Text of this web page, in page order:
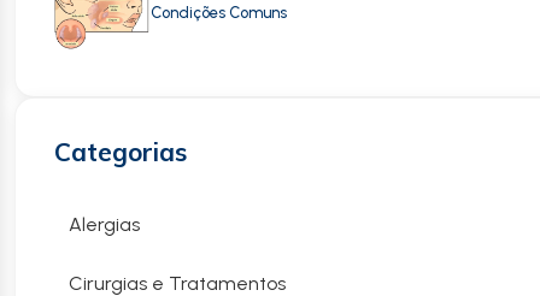
Condições Comuns
Categorias
Alergias
Cirurgias e Tratamentos